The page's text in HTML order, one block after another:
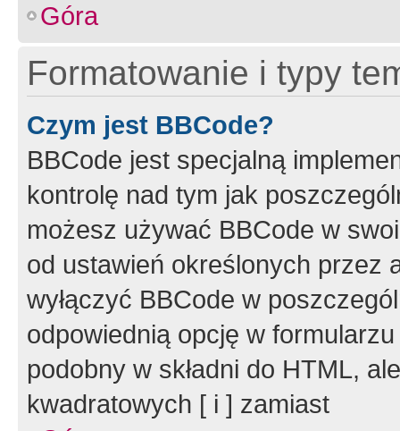
Góra
Formatowanie i typy
Czym jest BBCode?
BBCode jest specjalną
kontrolę nad tym jak
możesz używać BBCode w
od ustawień określonych przez
wyłączyć BBCode w
odpowiednią opcję w
podobny w składni do HTML,
kwadratowych [ i ] zamiast